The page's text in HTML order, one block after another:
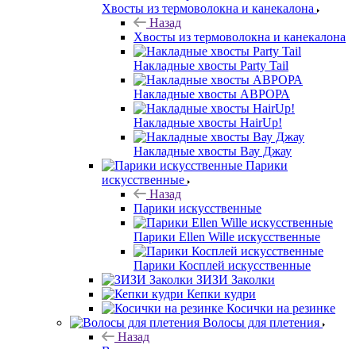
Хвосты из термоволокна и канекалона
Назад
Хвосты из термоволокна и канекалона
Накладные хвосты Party Tail
Накладные хвосты АВРОРА
Накладные хвосты HairUp!
Накладные хвосты Вау Джау
Парики
искусственные
Назад
Парики искусственные
Парики Ellen Wille искусственные
Парики Косплей искусственные
ЗИЗИ Заколки
Кепки кудри
Косички на резинке
Волосы для плетения
Назад